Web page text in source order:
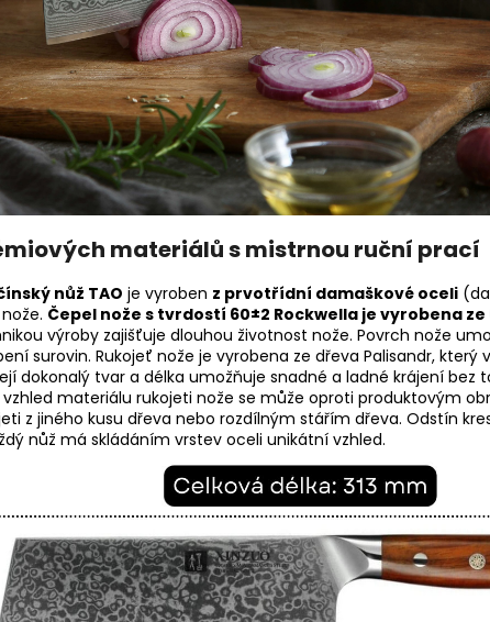
materiálů s mistrnou ruční prací
nůž TAO je vyroben z prvotřídní damaškové oceli
Čepel nože s tvrdostí 60±2 Rockwella je vyrobena
výroby zajišťuje dlouhou životnost nože. Povrch nože
surovin. Rukojeť nože je vyrobena ze dřeva Palisandr, který
dokonalý tvar a délka umožňuje snadné a ladné krájení bez
vzhled materiálu rukojeti nože se může oproti produktovým
z jiného kusu dřeva nebo rozdílným stářím dřeva. Odstín
nůž má skládáním vrstev oceli unikátní vzhled.